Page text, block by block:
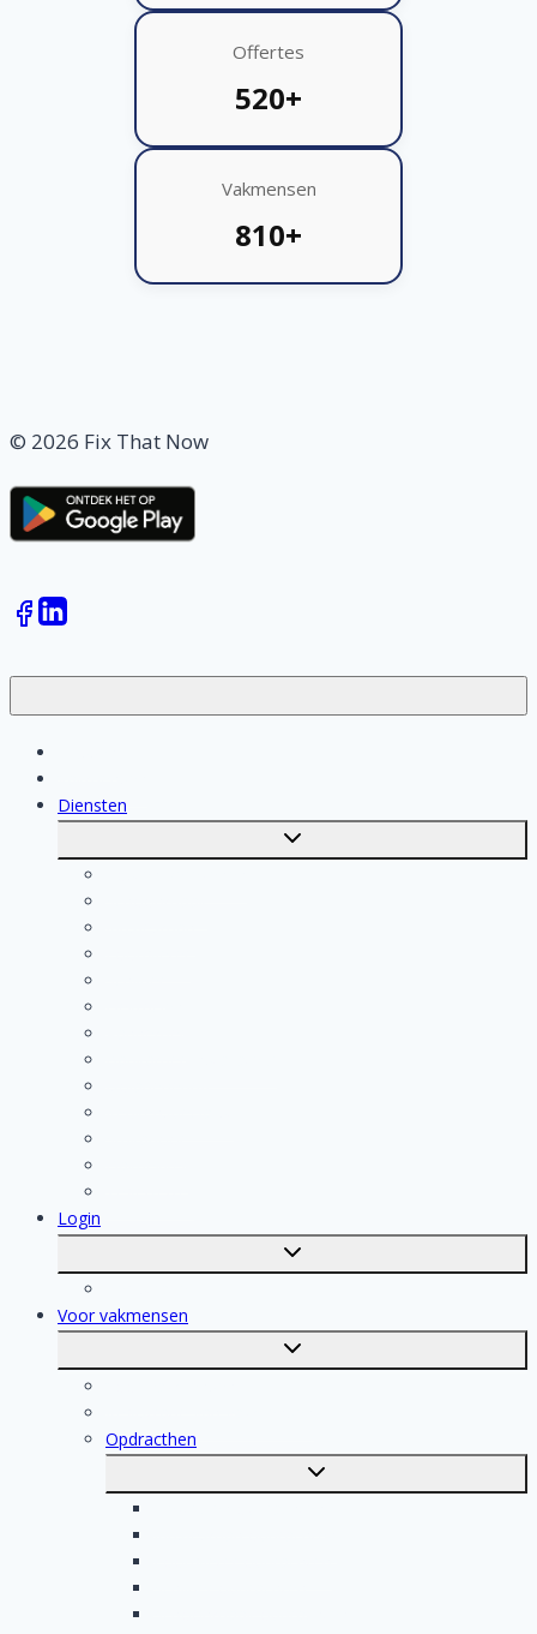
Offertes
520+
Vakmensen
810+
© 2026 Fix That Now
Diensten
Toggle
Login
Toggle
submenu
Voor vakmensen
Toggle
Opdracthen
Toggle